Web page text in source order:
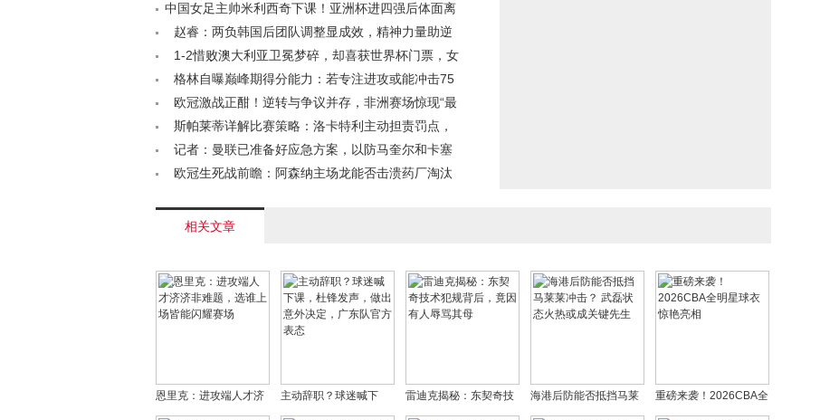
中国女足主帅米利西奇下课！亚洲杯进四强后体面离
任，足协免违约金< /a>
赵睿：两负韩国后团队调整显成效，精神力量助逆
转日本< /a>
1-2惜败澳大利亚卫冕梦碎，却喜获世界杯门票，女
足未来值得期待< /a>
格林自曝巅峰期得分能力：若专注进攻或能冲击75
大巨星< /a>
欧冠激战正酣！逆转与争议并存，非洲赛场惊现“最
佳逆转”< /a>
斯帕莱蒂详解比赛策略：洛卡特利主动担责罚点，
欧冠资格争夺仍存希望< /a>
记者：曼联已准备好应急方案，以防马奎尔和卡塞
米罗同时离队< /a>
欧冠生死战前瞻：阿森纳主场龙能否击溃药厂淘汰
相关文章
恩里克：进攻端人才济
主动辞职？球迷喊下
雷迪克揭秘：东契奇技
海港后防能否抵挡马莱
重磅来袭！2026CBA全